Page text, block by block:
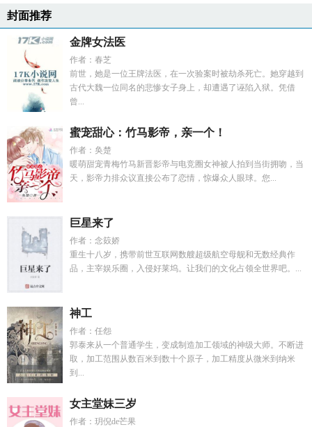
封面推荐
金牌女法医
作者：春芝
前世，她是一位王牌法医，在一次验案时被劫杀死亡。她穿越到
古代大魏一位同名的悲惨女子身上，却遭遇了诬陷入狱。凭借
曾...
蜜宠甜心：竹马影帝，亲一个！
作者：奂楚
暖萌甜宠青梅竹马新晋影帝与电竞圈女神被人拍到当街拥吻，当
天，影帝力排众议直接公布了恋情，惊爆众人眼球。您...
巨星来了
作者：念笯娇
重生十八岁，携带前世互联网数艘超级航空母舰和无数经典作
品，主宰娱乐圈，入侵好莱坞。让我们的文化占领全世界吧。...
神工
作者：任怨
郭泰来从一个普通学生，变成制造加工领域的神级大师。不断进
取，加工范围从数百米到数十个原子，加工精度从微米到纳米
到...
女主堂妹三岁
作者：玥倪de芒果